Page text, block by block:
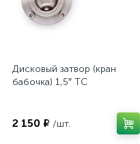
Дисковый затвор (кран
бабочка) 1,5″ TC
2 150 ₽ /шт.